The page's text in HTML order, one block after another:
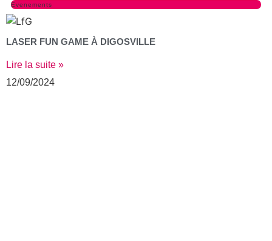
Evenements
LASER FUN GAME À DIGOSVILLE
Lire la suite »
12/09/2024